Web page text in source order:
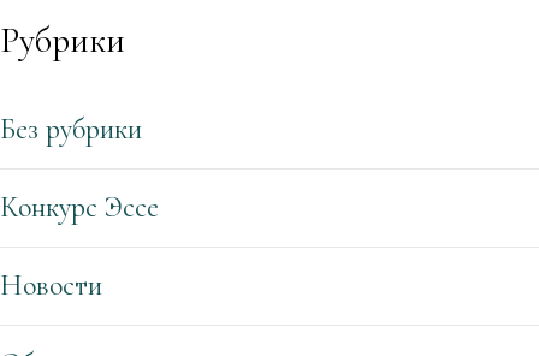
Рубрики
Без рубрики
Конкурс Эссе
Новости